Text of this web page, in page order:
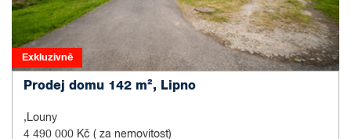
Exkluzivně
Prodej domu 142 m², Lipno
,Louny
4 490 000 Kč ( za nemovitost)